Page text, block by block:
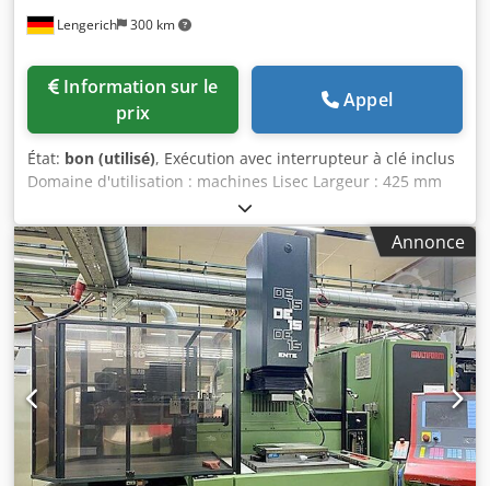
récupérable pour les professionnels Livraison et reprise
Tess van den Boom
Lengerich 300 km
prix
Appel
État: bon (utilisé), Exécution avec interrupteur à clé inclus
Domaine d'utilisation : machines Lisec Largeur : 425 mm
Hauteur : 30 mm Profondeur : 160 mm Dedjzb Enhepfx Ah
Towa Poids : 1096 g État : bon, d'occasion
Annonce